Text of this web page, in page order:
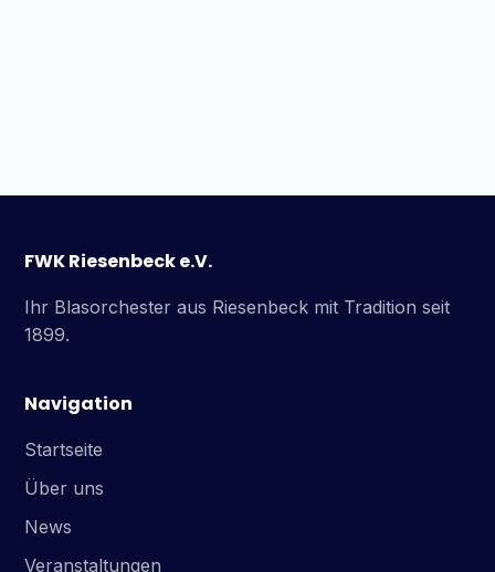
FWK Riesenbeck e.V.
Ihr Blasorchester aus Riesenbeck mit Tradition seit
1899.
Navigation
Startseite
Über uns
News
Veranstaltungen